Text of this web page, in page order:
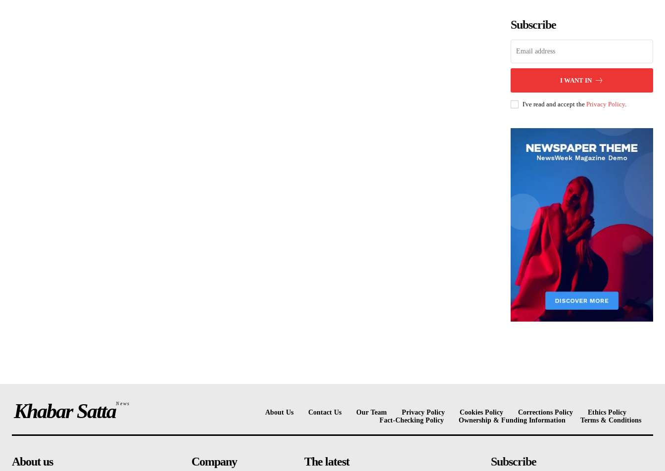
Subscribe
I WANT IN
I've read and accept the Privacy Policy.
Khabar SattaNews
About Us Contact Us Our Team Privacy Policy Cookies Policy Corrections Policy
Ethics Policy
Fact-Checking Policy
Ownership & Funding Information Terms & Conditions
About us Company The latest Subscribe